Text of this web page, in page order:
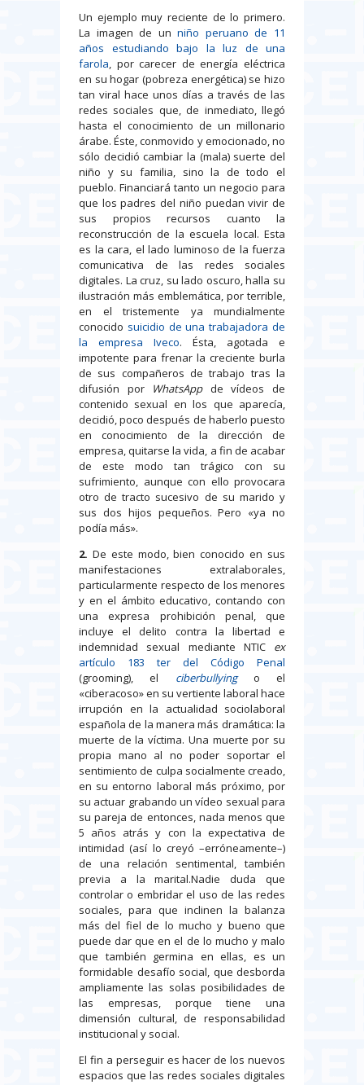
Un ejemplo muy reciente de lo primero.
La imagen de unniño peruano de 11
años estudiando bajo la luz de una
farola, por carecer de energía eléctrica
en su hogar (pobreza energética) se hizo
tan viral hace unos días a través de las
redes sociales que, de inmediato, llegó
hasta el conocimiento de un millonario
árabe. Éste, conmovido y emocionado, no
sólo decidió cambiar la (mala) suerte del
niño y su familia, sino la de todo el
pueblo. Financiará tanto un negocio para
que los padres del niño puedan vivir de
sus propios recursos cuanto la
reconstrucción de la escuela local. Esta
es la cara, el lado luminoso de la fuerza
comunicativa de las redes sociales
digitales. La cruz, su lado oscuro, halla su
ilustración más emblemática, por terrible,
en el tristemente ya mundialmente
conocido suicidio de una trabajadora de
la empresa Iveco. Ésta, agotada e
impotente para frenar la creciente burla
de sus compañeros de trabajo tras la
difusión por WhatsAppde vídeos de
contenido sexual en los que aparecía,
decidió, poco después de haberlo puesto
en conocimiento de la dirección de
empresa, quitarse la vida, a fin de acabar
de este modo tan trágico con su
sufrimiento, aunque con ello provocara
otro de tracto sucesivo de su marido y
sus dos hijos pequeños. Pero «ya no
podía más».
2. De este modo, bien conocido en sus
manifestaciones extralaborales,
particularmente respecto de los menores
y en el ámbito educativo, contando con
una expresa prohibición penal, que
incluye el delito contra la libertad e
indemnidad sexual mediante NTIC ex
artículo 183 ter del Código Penal
(grooming), el ciberbullyingo el
«ciberacoso» en su vertiente laboral hace
irrupción en la actualidad sociolaboral
española de la manera más dramática: la
muerte de la víctima. Una muerte por su
propia mano al no poder soportar el
sentimiento de culpa socialmente creado,
en su entorno laboral más próximo, por
su actuar grabando un vídeo sexual para
su pareja de entonces, nada menos que
5 años atrás y con la expectativa de
intimidad (así lo creyó –erróneamente–)
de una relación sentimental, también
previa a la marital.Nadie duda que
controlar o embridar el uso de las redes
sociales, para que inclinen la balanza
más del fiel de lo mucho y bueno que
puede dar que en el de lo mucho y malo
que también germina en ellas, es un
formidable desafío social, que desborda
ampliamente las solas posibilidades de
las empresas, porque tiene una
dimensión cultural, de responsabilidad
institucional y social.
El fin a perseguir es hacer de los nuevos
espacios que las redes sociales digitales